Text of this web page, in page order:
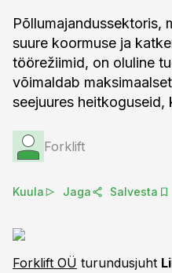
Põllumajandussektoris,
suure koormuse ja
töörežiimid, on oluline
võimaldab
seejuures heitkoguseid,
Forklift
Kuula Jaga Salvesta
Forklift OÜ turundusjuht